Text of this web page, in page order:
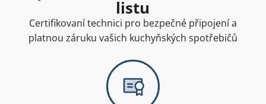
listu
Certifikovaní technici pro bezpečné připojení a
platnou záruku vašich kuchyňských spotřebičů